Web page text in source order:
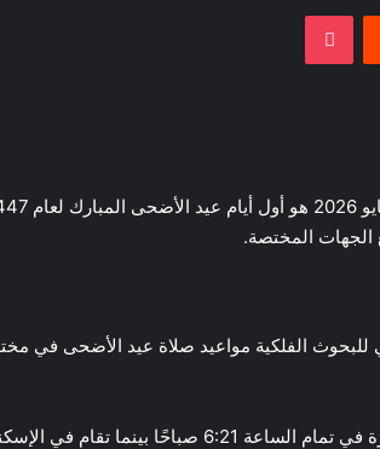
‫Pocket
الجهات المختصة.
للبحوث الفلكية مواعيد صلاة عيد الأضحى في